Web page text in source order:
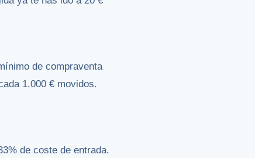
de compraventa
1.000 € movidos.
de coste de entrada.